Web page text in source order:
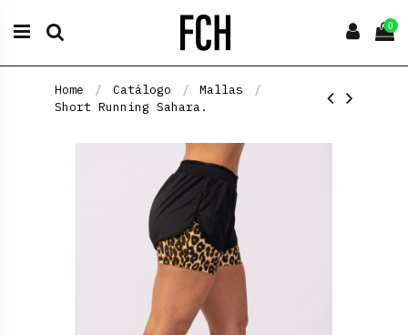
0
Home Catálogo
Mallas
Short Running Sahara.